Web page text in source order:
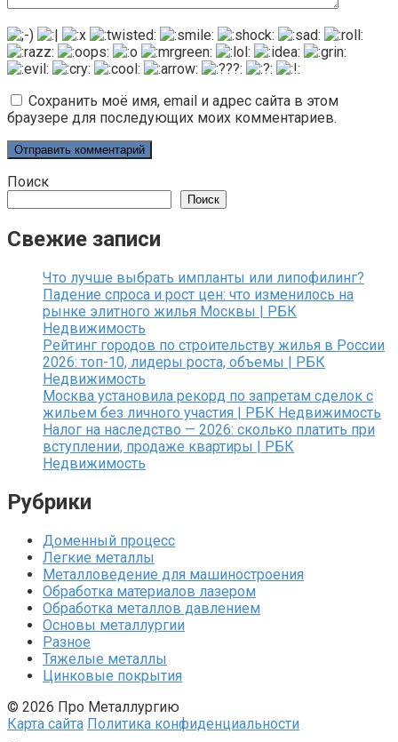
Сохранить моё имя, email и адрес сайта в этом
браузере для последующих моих комментариев.
Поиск
Поиск
Свежие записи
Что лучше выбрать импланты или липофилинг?
Падение спроса и рост цен: что изменилось на
рынке элитного жилья Москвы | РБК
Недвижимость
Рейтинг городов по строительству жилья в России
2026: топ-10, лидеры роста, объемы | РБК
Недвижимость
Москва установила рекорд по запретам сделок с
жильем без личного участия | РБК Недвижимость
Налог на наследство — 2026: сколько платить при
вступлении, продаже квартиры | РБК
Недвижимость
Рубрики
Доменный процесс
Легкие металлы
Металловедение для машиностроения
Обработка материалов лазером
Обработка металлов давлением
Основы металлургии
Разное
Тяжелые металлы
Цинковые покрытия
© 2026 Про Металлургию
Карта сайта Политика конфиденциальности